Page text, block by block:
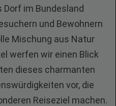
im Bundesland
und Bewohnern
Mischung aus Natur
werfen wir einen Blick
dieses charmanten
vor, die
Reiseziel machen.